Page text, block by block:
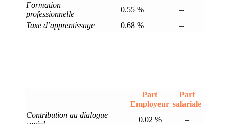
Formation
professionnelle
0.55 %
–
Taxe d’apprentissage
0.68 % –
Part
Employeur
Part
salariale
Contribution au dialogue
0.02 %
–